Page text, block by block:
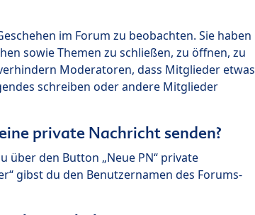
im Forum zu beobachten. Sie haben
sowie Themen zu schließen, zu öffnen, zu
Moderatoren, dass Mitglieder etwas
schreiben oder andere Mitglieder
private Nachricht senden?
über den Button „Neue PN“ private
gibst du den Benutzernamen des Forums-